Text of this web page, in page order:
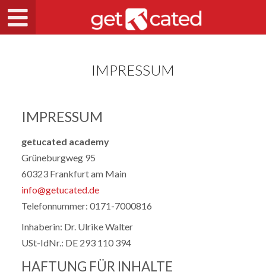
IMPRESSUM
IMPRESSUM
getucated academy
Grüneburgweg 95
60323 Frankfurt am Main
info@getucated.de
Telefonnummer: 0171-7000816
Inhaberin: Dr. Ulrike Walter
USt-IdNr.: DE 293 110 394
HAFTUNG FÜR INHALTE